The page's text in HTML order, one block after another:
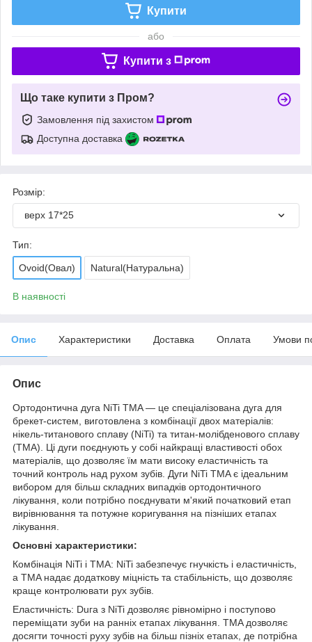
Купити
або
Купити з
Що таке купити з Пром?
Замовлення під захистом
Доступна доставка
Розмір:
верх 17*25
Тип:
Ovoid(Овал) Natural(Натуральна)
В наявності
Опис Характеристики Доставка Оплата Умови
Опис
Ортодонтична дуга NiTi TMA — це спеціалізована дуга для
брекет-систем, виготовлена з комбінації двох матеріалів:
нікель-титанового сплаву (NiTi) та титан-молібденового сплаву
(TMA). Ці дуги поєднують у собі найкращі властивості обох
матеріалів, що дозволяє їм мати високу еластичність та
точний контроль над рухом зубів. Дуги NiTi TMA є ідеальним
вибором для більш складних випадків ортодонтичного
лікування, коли потрібно поєднувати м'який початковий етап
вирівнювання та потужне коригування на пізніших етапах
лікування.
Основні характеристики:
Комбінація NiTi і TMA: NiTi забезпечує гнучкість і еластичність,
а TMA надає додаткову міцність та стабільність, що дозволяє
краще контролювати рух зубів.
Еластичність: Duга з NiTi дозволяє рівномірно і поступово
переміщати зуби на ранніх етапах лікування. TMA дозволяє
досягти точності руху зубів на більш пізніх етапах, де потрібна